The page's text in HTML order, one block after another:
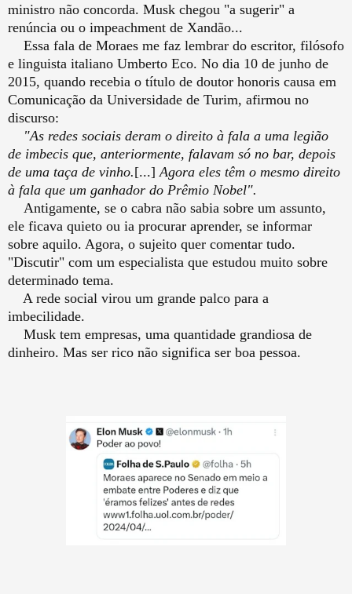
ministro não concorda. Musk chegou "a sugerir" a
renúncia ou o impeachment de Xandão...
Essa fala de Moraes me faz lembrar do escritor, filósofo
e linguista italiano Umberto Eco. No dia 10 de junho de
2015, quando recebia o título de doutor honoris causa em
Comunicação da Universidade de Turim, afirmou no
discurso:
"As redes sociais deram o direito à fala a uma legião
de imbecis que, anteriormente, falavam só no bar, depois
de uma taça de vinho.[...] Agora eles têm o mesmo direito
à fala que um ganhador do Prêmio Nobel".
Antigamente, se o cabra não sabia sobre um assunto,
ele ficava quieto ou ia procurar aprender, se informar
sobre aquilo. Agora, o sujeito quer comentar tudo.
"Discutir" com um especialista que estudou muito sobre
determinado tema.
A rede social virou um grande palco para a
imbecilidade.
Musk tem empresas, uma quantidade grandiosa de
dinheiro. Mas ser rico não significa ser boa pessoa.